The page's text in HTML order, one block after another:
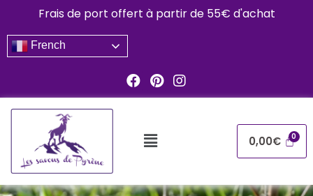
Frais de port offert à partir de 55€ d'achat
French
0,00€